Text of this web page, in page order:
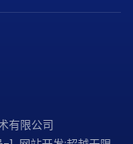
有限公司